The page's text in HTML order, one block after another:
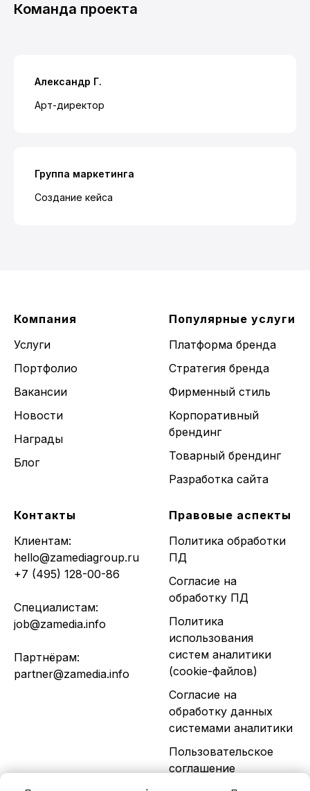
Команда проекта
Александр Г.
Арт-директор
Группа маркетинга
Создание кейса
Компания
Услуги
Портфолио
Вакансии
Новости
Награды
Блог
Популярные услуги
Платформа бренда
Стратегия бренда
Фирменный стиль
Корпоративный
брендинг
Товарный брендинг
Разработка сайта
Контакты
Клиентам:
hello@zamediagroup.ru
+7 (495) 128-00-86
Специалистам:
job@zamedia.info
Партнёрам:
partner@zamedia.info
Правовые аспекты
Политика обработки
ПД
Согласие на
обработку ПД
Политика
использования
систем аналитики
(cookie-файлов)
Согласие на
обработку данных
системами аналитики
Пользовательское
соглашение